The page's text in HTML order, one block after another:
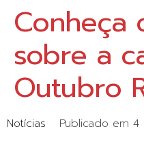
Conheça
sobre a
Outubro
Notícias Publicado em 4